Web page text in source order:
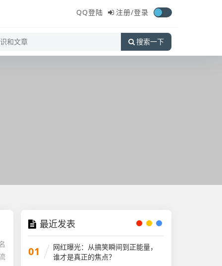
QQ登陆 注册/登录
搜索一下
最近发表
01
网红曝光：从搞笑瞬间到正能量，
谁才是真正的焦点？